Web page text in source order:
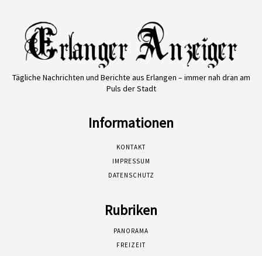
Tägliche Nachrichten und Berichte aus Erlangen – immer nah dran am
Puls der Stadt
Informationen
KONTAKT
IMPRESSUM
DATENSCHUTZ
Rubriken
PANORAMA
FREIZEIT